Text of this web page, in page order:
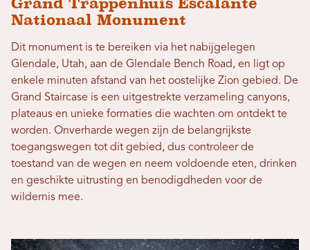
Nationaal Monument
Dit monument is te bereiken via het nabijgelegen
Glendale, Utah, aan de Glendale Bench Road, en ligt op
enkele minuten afstand van het oostelijke Zion gebied. De
Grand Staircase is een uitgestrekte verzameling canyons,
plateaus en unieke formaties die wachten om ontdekt te
worden. Onverharde wegen zijn de belangrijkste
toegangswegen tot dit gebied, dus controleer de
toestand van de wegen en neem voldoende eten, drinken
en geschikte uitrusting en benodigdheden voor de
wildernis mee.